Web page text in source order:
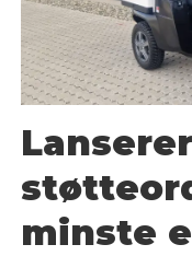
Lanserer
minste